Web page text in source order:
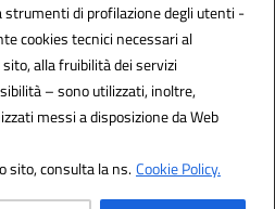
di profilazione degli utenti -
cookies tecnici necessari al
alla fruibilità dei servizi
– sono utilizzati, inoltre,
messi a disposizione da Web
sito, consulta la ns.Cookie Policy.
(IPA): istsc_czrh04000q
UF9M13
by 3D Solution S.r.l.
by Designers Italia